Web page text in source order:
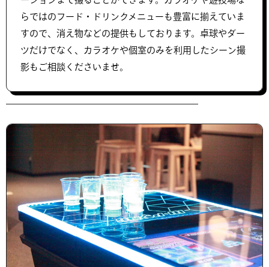
らではのフード・ドリンクメニューも豊富に揃えていま
すので、消え物などの提供もしております。卓球やダー
ツだけでなく、カラオケや個室のみを利用したシーン撮
影もご相談くださいませ。